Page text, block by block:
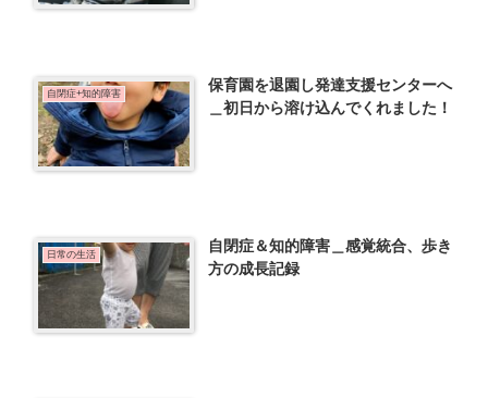
自閉症+知的障害
保育園を退園し発達支援センターへ
＿初日から溶け込んでくれました！
日常の生活
自閉症＆知的障害＿感覚統合、歩き
方の成長記録